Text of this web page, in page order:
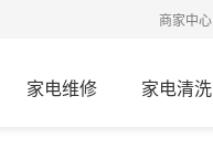
商家中心
家电维修 家电清洗